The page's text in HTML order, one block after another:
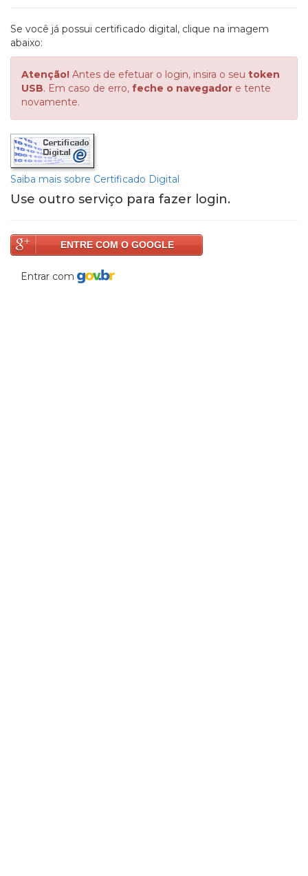
Se você já possui certificado digital, clique na imagem
abaixo:
Atenção! Antes de efetuar o login, insira o seu token
USB. Em caso de erro, feche o navegador e tente
novamente.
Saiba mais sobre Certificado Digital
Use outro serviço para fazer login.
ENTRE COM O GOOGLE
Entrar com